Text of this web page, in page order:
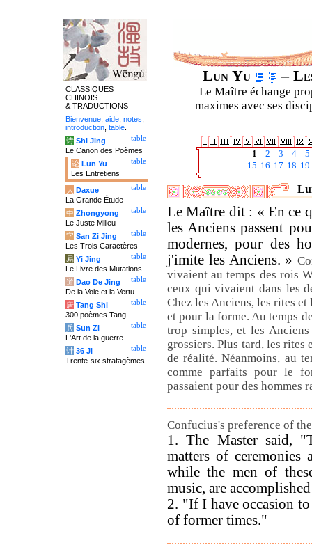
Lun Yu –
Le Maître échange
maximes avec ses
1 2 3 4
5
15 16 17 18 19
Le Maître dit : « En ce
les Anciens passent
modernes, pour des
j'imite les Anciens. »
vivaient au temps des rois
ceux qui vivaient dans les
Chez les Anciens, les rites
et pour la forme. Au temps
trop simples, et les Anciens
grossiers. Plus tard, les rites
de réalité. Néanmoins, au
comme parfaits pour le
passaient pour des hommes
Confucius's preference of
1. The Master said,
matters of ceremonies
while the men of
music, are
2. "If I have occasion
of former times."
CLASSIQUES
CHINOIS
& TRADUCTIONS
Bienvenue aide notes
introduction table
table
诗 Shi Jing
Le Canon des Poèmes
table
论 Lun Yu
Les Entretiens
table
大 Daxue
La Grande Étude
table
中 Zhongyong
Le Juste Milieu
table
字 San Zi Jing
Les Trois Caractères
table
易 Yi Jing
Le Livre des Mutations
table
道 Dao De Jing
De la Voie et la Vertu
table
唐 Tang Shi
300 poèmes Tang
table
兵 Sun Zi
L'Art de la guerre
table
计 36 Ji
Trente-six stratagèmes